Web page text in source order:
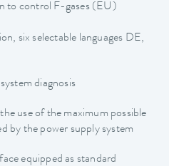
to control F-gases (EU)
six selectable languages DE,
diagnosis
use of the maximum possible
by the power supply system
equipped as standard